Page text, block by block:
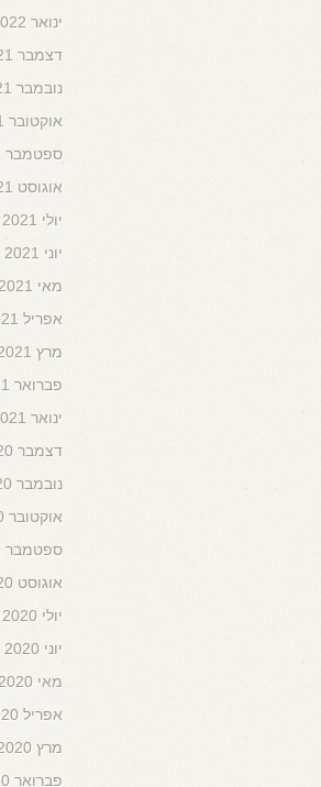
ינואר 2022
דצמבר 2021
נובמבר 2021
אוקטובר 2021
ספטמבר 2021
אוגוסט 2021
יולי 2021
יוני 2021
מאי 2021
אפריל 2021
מרץ 2021
פברואר 2021
ינואר 2021
דצמבר 2020
נובמבר 2020
אוקטובר 2020
ספטמבר 2020
אוגוסט 2020
יולי 2020
יוני 2020
מאי 2020
אפריל 2020
מרץ 2020
פברואר 2020